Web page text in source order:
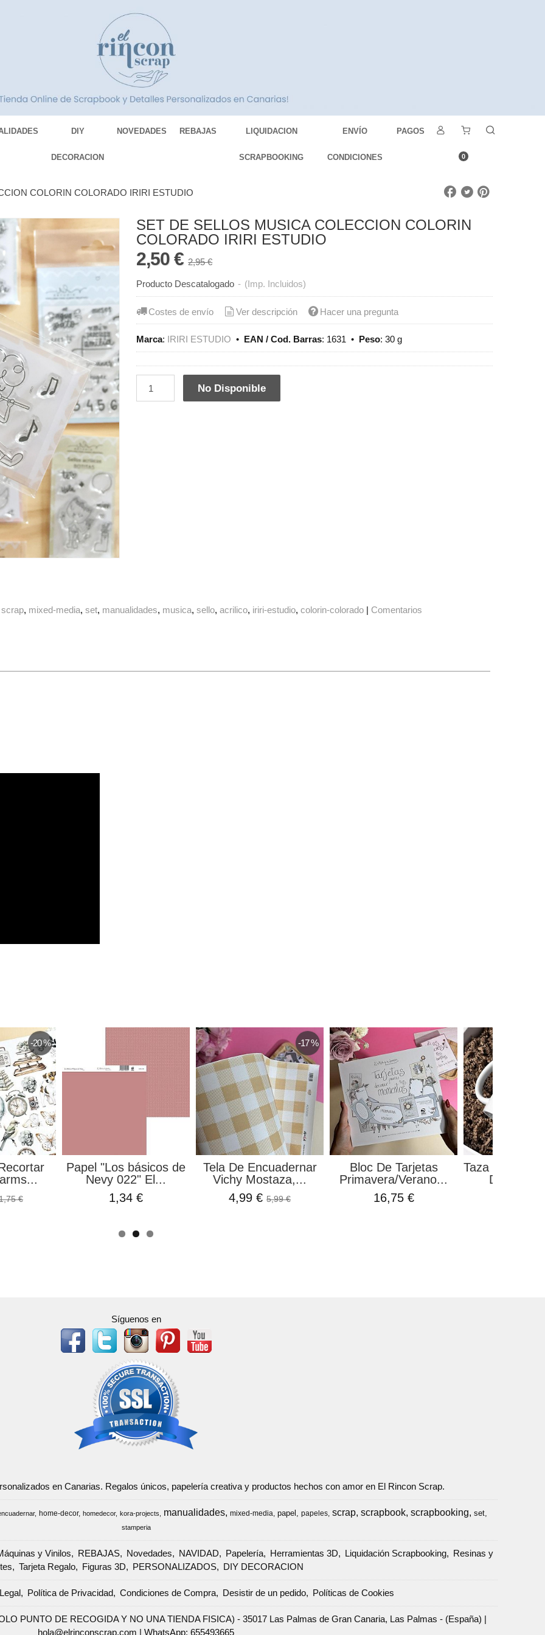
DIY
DECORACION
NOVEDADES REBAJAS LIQUIDACION
SCRAPBOOKING
ENVÍO
CONDICIONES
PAGOS
0
COLORIN COLORADO IRIRI ESTUDIO
SET DE SELLOS MUSICA COLECCION COLORIN
COLORADO IRIRI ESTUDIO
2,50 €2,95 €
Producto Descatalogado - (Imp. Incluidos)
Costes de envío Ver descripción Hacer una pregunta
Marca: IRIRI ESTUDIO • EAN / Cod. Barras: 1631 • Peso:30 g
No Disponible
scrap mixed-media set manualidades musica sello acrilico iriri-estudio colorin-colorado | Comentarios
-20 %
€
Papel "Los básicos de
Nevy 022" El...
1,34 €
-17 %
Tela De Encuadernar
Vichy Mostaza,...
4,99 €5,99 €
Bloc De Tarjetas
Primavera/Verano...
16,75 €
Taza
De La
Síguenos en
en Canarias. Regalos únicos, papelería creativa y productos hechos con amor en El Rincon Scrap.
home-decor homedecor kora-projects manualidades mixed-media papel papeles scrap scrapbook scrapbooking set
stamperia
y Vinilos REBAJAS Novedades NAVIDAD Papelería Herramientas 3D Liquidación Scrapbooking
Resinas y
Tarjeta Regalo Figuras 3D PERSONALIZADOS DIY DECORACION
Política de Privacidad Condiciones de Compra Desistir de un pedido Políticas de Cookies
PUNTO DE RECOGIDA Y NO UNA TIENDA FISICA) - 35017 Las Palmas de Gran Canaria, Las Palmas - (España) |
hola@elrinconscrap.com |WhatsApp: 655493665